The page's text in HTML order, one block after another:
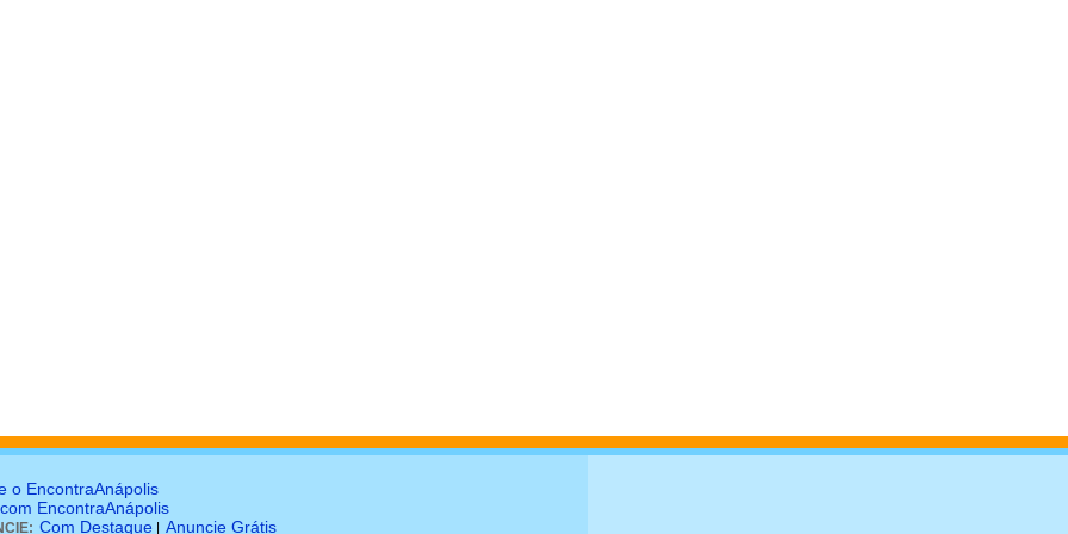
o EncontraAnápolis
EncontraAnápolis
Com Destaque Anuncie Grátis